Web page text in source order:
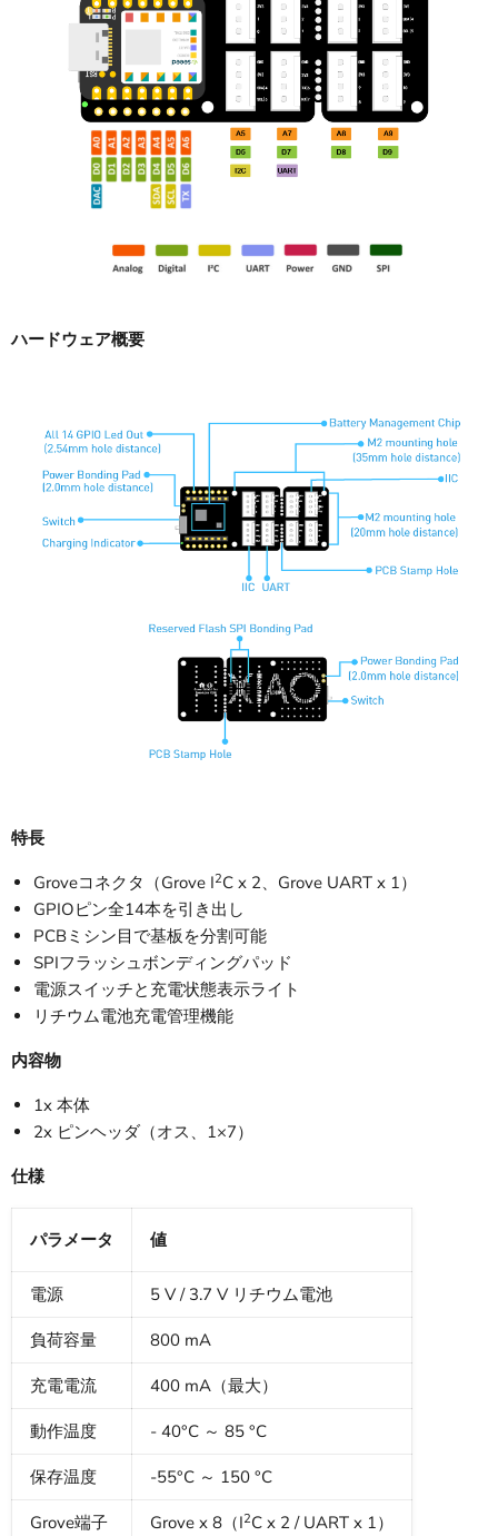
ハードウェア概要
特長
Groveコネクタ（Grove I2C x 2、Grove UART x 1）
GPIOピン全14本を引き出し
PCBミシン目で基板を分割可能
SPIフラッシュボンディングパッド
電源スイッチと充電状態表示ライト
リチウム電池充電管理機能
内容物
1x 本体
2x ピンヘッダ（オス、1×7）
仕様
パラメータ 値
電源 5 V / 3.7 V リチウム電池
負荷容量 800 mA
充電電流 400 mA（最大）
動作温度 - 40°C ～ 85 °C
保存温度 -55°C ～ 150 °C
Grove端子 Grove x 8（I2C x 2 / UART x 1）